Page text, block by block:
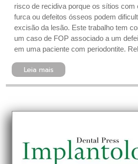
risco de recidiva porque os sítios com
furca ou defeitos ósseos podem
excisão da lesão. Este trabalho tem
um caso de FOP associado a um
em uma paciente com periodontite.
Leia mais